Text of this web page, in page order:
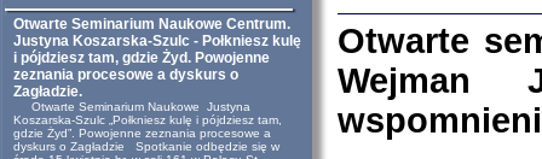
Otwarte Seminarium Naukowe Centrum.
Justyna Koszarska-Szulc - Połkniesz kulę
i pójdziesz tam, gdzie Żyd. Powojenne
zeznania procesowe a dyskurs o
Zagładzie.
Otwarte Seminarium Naukowe Justyna
Koszarska-Szulc „Połkniesz kulę i pójdziesz tam,
gdzie Żyd”. Powojenne zeznania procesowe a
dyskurs o Zagładzie Spotkanie odbędzie się w
Otwarte
Wejman